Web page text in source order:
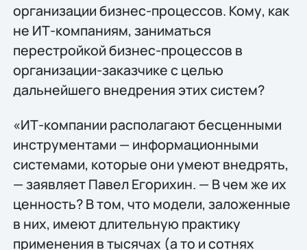
организации бизнес-процессов. Кому, как
не ИТ-компаниям, заниматься
перестройкой бизнес-процессов в
организации-заказчике с целью
дальнейшего внедрения этих систем?
«ИТ-компании располагают бесценными
инструментами — информационными
системами, которые они умеют внедрять,
— заявляет Павел Егорихин. — В чем же их
ценность? В том, что модели, заложенные
в них, имеют длительную практику
применения в тысячах (а то и сотнях